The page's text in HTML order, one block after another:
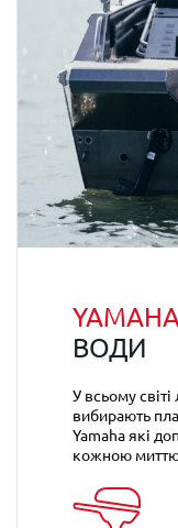
ВОДИ
У всьому
вибирають
Yamaha які
кожною